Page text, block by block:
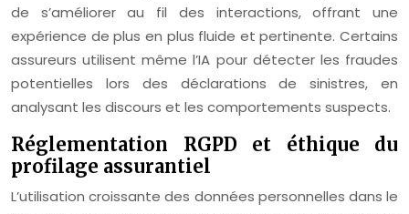
de s’améliorer au fil des interactions, offrant une
expérience de plus en plus fluide et pertinente. Certains
assureurs utilisent même l’IA pour détecter les fraudes
potentielles lors des déclarations de sinistres, en
analysant les discours et les comportements suspects.
Réglementation RGPD et éthique du
profilage assurantiel
L’utilisation croissante des données personnelles dans le